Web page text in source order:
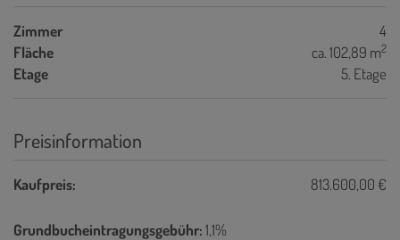
Zimmer
4
Fläche
ca. 102,89 m2
Etage 5. Etage
Preisinformation
Kaufpreis: 813.600,00 €
Grundbucheintragungsgebühr:1,1%